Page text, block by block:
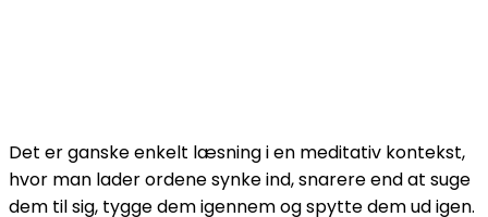
Det er ganske enkelt læsning i en meditativ kontekst,
hvor man lader ordene synke ind, snarere end at suge
dem til sig, tygge dem igennem og spytte dem ud igen.